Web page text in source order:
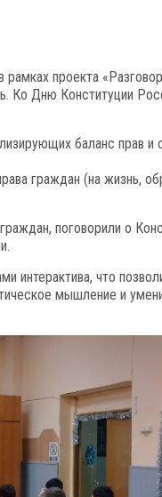
рамках проекта
Ко Дню Конституции
баланс прав и
граждан (на жизнь,
поговорили о
интерактива, что
мышление и